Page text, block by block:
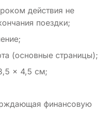
действия не
поездки;
(основные страницы);
× 4,5 см;
финансовую